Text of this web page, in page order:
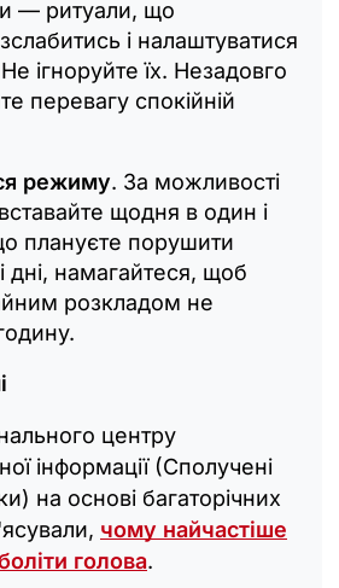
— ритуали, що
і налаштуватися
ігноруйте їх. Незадовго
перевагу спокійній
режиму. За можливості
щодня в один і
плануєте порушити
дні, намагайтеся, щоб
розкладом не
центру
інформації (Сполучені
на основі багаторічних
чому найчастіше
голова.